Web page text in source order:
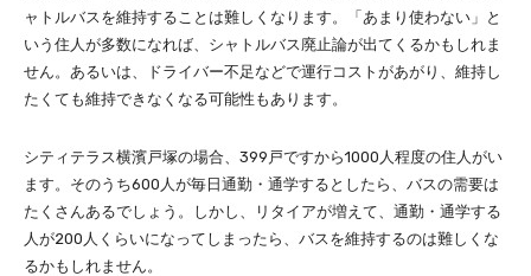
ャトルバスを維持することは難しくなります。「あまり使わない」と
いう住人が多数になれば、シャトルバス廃止論が出てくるかもしれま
せん。あるいは、ドライバー不足などで運行コストがあがり、維持し
たくても維持できなくなる可能性もあります。
シティテラス横濱戸塚の場合、399戸ですから1000人程度の住人がい
ます。そのうち600人が毎日通勤・通学するとしたら、バスの需要は
たくさんあるでしょう。しかし、リタイアが増えて、通勤・通学する
人が200人くらいになってしまったら、バスを維持するのは難しくな
るかもしれません。